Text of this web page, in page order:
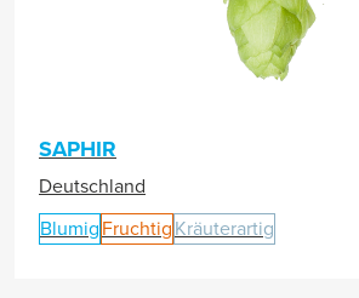
SAPHIR
Deutschland
Blumig Fruchtig Kräuterartig